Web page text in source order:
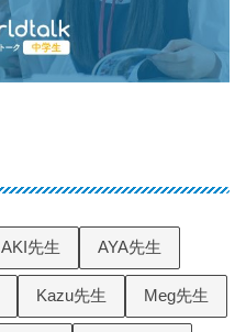
AKI先生 AYA先生
Kazu先生 Meg先生